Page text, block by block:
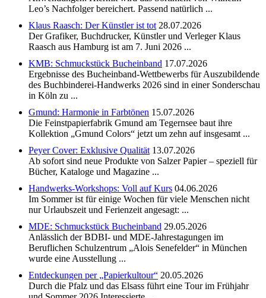
Leo’s Nachfolger bereichert. Passend natürlich ...
Klaus Raasch: Der Künstler ist tot 28.07.2026
Der Grafiker, Buchdrucker, Künstler und Verleger Klaus
Raasch aus Hamburg ist am 7. Juni 2026 ...
KMB: Schmuckstück Bucheinband 17.07.2026
Ergebnisse des Bucheinband-Wettbewerbs für Auszubildende
des Buchbinderei-Handwerks 2026 sind in einer Sonderschau
in Köln zu ...
Gmund: Harmonie in Farbtönen 15.07.2026
Die Feinstpapierfabrik Gmund am Tegernsee baut ihre
Kollektion „Gmund Colors“ jetzt um zehn auf insgesamt ...
Peyer Cover: Exklusive Qualität 13.07.2026
Ab sofort sind neue Produkte von Salzer Papier – speziell für
Bücher, Kataloge und Magazine ...
Handwerks-Workshops: Voll auf Kurs 04.06.2026
Im Sommer ist für einige Wochen für viele Menschen nicht
nur Urlaubszeit und Ferienzeit angesagt: ...
MDE: Schmuckstück Bucheinband 29.05.2026
Anlässlich der BDBI- und MDE-Jahrestagungen im
Beruflichen Schulzentrum „Alois Senefelder“ in München
wurde eine Ausstellung ...
Entdeckungen per „Papierkultour“ 20.05.2026
Durch die Pfalz und das Elsass führt eine Tour im Frühjahr